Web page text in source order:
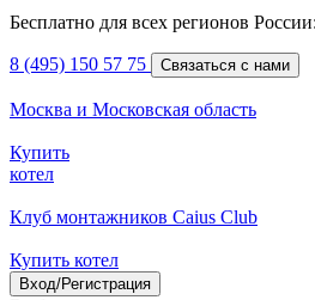
Бесплатно для всех регионов России:
8 (495) 150 57 75 Связаться с нами
Москва и Московская область
Купить
котел
Клуб монтажников Caius Club
Купить котел
Вход/Регистрация